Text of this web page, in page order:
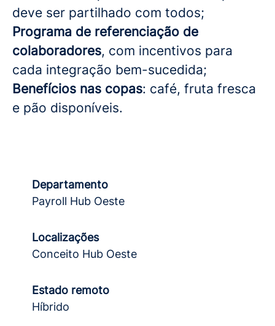
deve ser partilhado com todos;
Programa de referenciação de
colaboradores, com incentivos para
cada integração bem-sucedida;
Benefícios nas copas: café, fruta fresca
e pão disponíveis.
Departamento
Payroll Hub Oeste
Localizações
Conceito Hub Oeste
Estado remoto
Híbrido